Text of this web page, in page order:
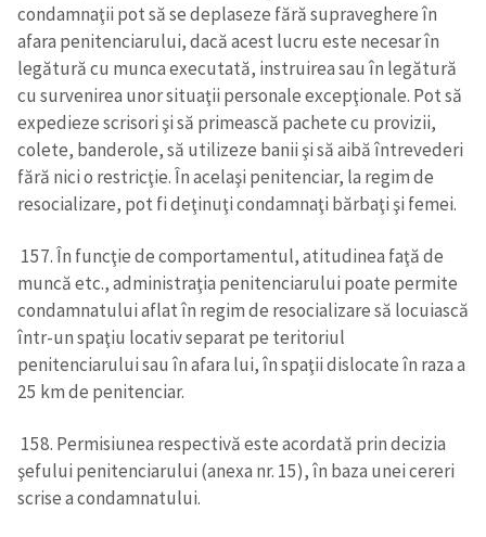
condamnaţii pot să se deplaseze fără supraveghere în
afara penitenciarului, dacă acest lucru este necesar în
legătură cu munca executată, instruirea sau în legătură
cu survenirea unor situaţii personale excepţionale. Pot să
expedieze scrisori şi să primească pachete cu provizii,
colete, banderole, să utilizeze banii şi să aibă întrevederi
fără nici o restricţie. În acelaşi penitenciar, la regim de
resocializare, pot fi deţinuţi condamnaţi bărbaţi şi femei.
157. În funcţie de comportamentul, atitudinea faţă de
muncă etc., administraţia penitenciarului poate permite
condamnatului aflat în regim de resocializare să locuiască
într-un spaţiu locativ separat pe teritoriul
penitenciarului sau în afara lui, în spaţii dislocate în raza a
25 km de penitenciar.
158. Permisiunea respectivă este acordată prin decizia
şefului penitenciarului (anexa nr. 15), în baza unei cereri
scrise a condamnatului.